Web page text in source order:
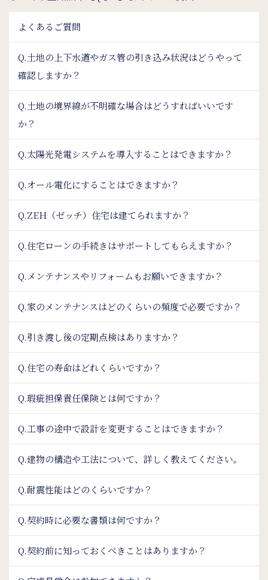
よくあるご質問
Q.土地の上下水道やガス管の引き込み状況はどうやって
確認しますか？
Q.土地の境界線が不明確な場合はどうすればいいです
か？
Q.太陽光発電システムを導入することはできますか？
Q.オール電化にすることはできますか？
Q.ZEH（ゼッチ）住宅は建てられますか？
Q.住宅ローンの手続きはサポートしてもらえますか？
Q.メンテナンスやリフォームもお願いできますか？
Q.家のメンテナンスはどのくらいの頻度で必要ですか？
Q.引き渡し後の定期点検はありますか？
Q.住宅の寿命はどれくらいですか？
Q.瑕疵担保責任保険とは何ですか？
Q.工事の途中で設計を変更することはできますか？
Q.建物の構造や工法について、詳しく教えてください。
Q.耐震性能はどのくらいですか？
Q.契約時に必要な書類は何ですか？
Q.契約前に知っておくべきことはありますか？